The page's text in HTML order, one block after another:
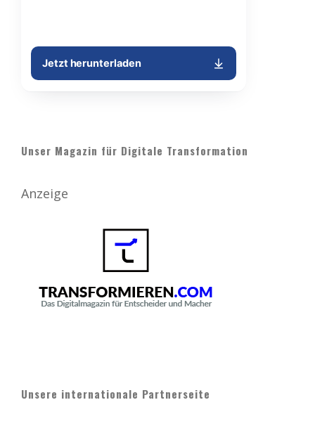
Unser Magazin für Digitale Transformation
Anzeige
Unsere internationale Partnerseite